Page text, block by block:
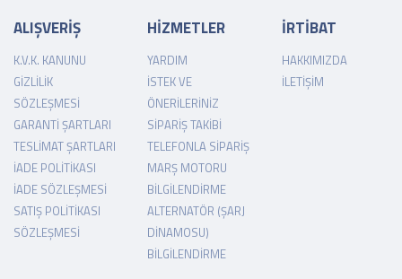
ALIŞVERİŞ
K.V.K. KANUNU
GIZLILIK
SÖZLEŞMESI
GARANTI ŞARTLARI
TESLIMAT ŞARTLARI
İADE POLITIKASI
İADE SÖZLEŞMESI
SATIŞ POLITIKASI
SÖZLEŞMESI
HİZMETLER
YARDIM
İSTEK VE
ÖNERILERINIZ
SIPARIŞ TAKIBI
TELEFONLA SIPARIŞ
MARŞ MOTORU
BILGILENDIRME
ALTERNATÖR (ŞARJ
DINAMOSU)
BILGILENDIRME
İRTİBAT
HAKKIMIZDA
İLETIŞIM